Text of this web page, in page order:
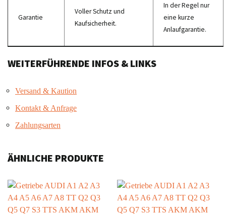
Garantie
Voller Schutz und
Kaufsicherheit.
In der Regel nur
eine kurze
Anlaufgarantie.
WEITERFÜHRENDE INFOS & LINKS
Versand & Kaution
Kontakt & Anfrage
Zahlungsarten
ÄHNLICHE PRODUKTE